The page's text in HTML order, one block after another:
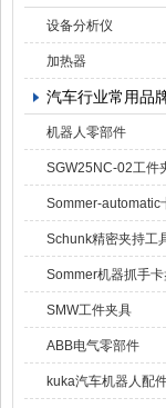
设备分析仪
加热器
汽车行业常用品
机器人零部件
SGW25NC-02工件
Sommer-automatic
Schunk精密夹持工
Sommer机器抓手卡
SMW工件夹具
ABB电气零部件
kuka汽车机器人配